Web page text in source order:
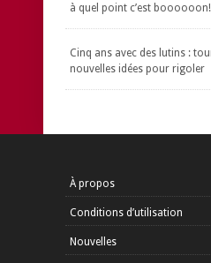
à quel point c’est
Cinq ans avec des lutins :
nouvelles idées pour rigoler
À propos
Conditions d’utilisation
Nouvelles